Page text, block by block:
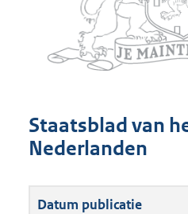
Staatsblad van
Nederlanden